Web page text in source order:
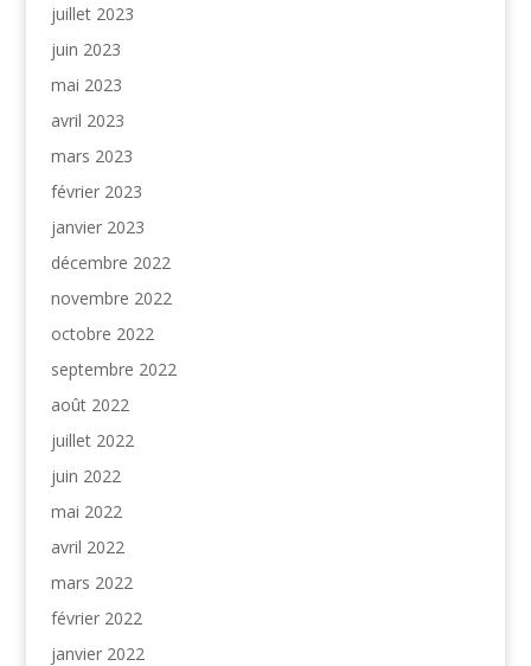
juillet 2023
juin 2023
mai 2023
avril 2023
mars 2023
février 2023
janvier 2023
décembre 2022
novembre 2022
octobre 2022
septembre 2022
août 2022
juillet 2022
juin 2022
mai 2022
avril 2022
mars 2022
février 2022
janvier 2022